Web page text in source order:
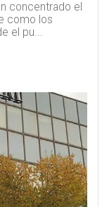
concentrado el
como los
el pu...